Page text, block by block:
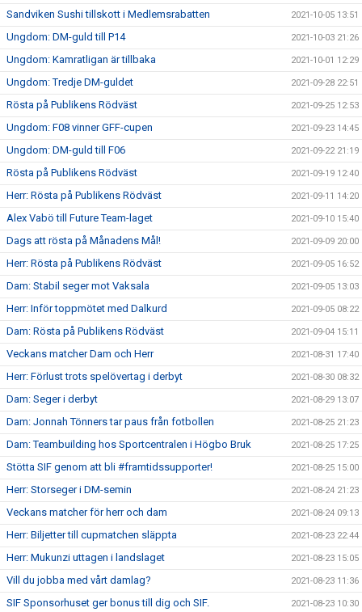
Sandviken Sushi tillskott i Medlemsrabatten 2021-10-05 13:51
Ungdom: DM-guld till P14 2021-10-03 21:26
Ungdom: Kamratligan är tillbaka 2021-10-01 12:29
Ungdom: Tredje DM-guldet 2021-09-28 22:51
Rösta på Publikens Rödväst 2021-09-25 12:53
Ungdom: F08 vinner GFF-cupen 2021-09-23 14:45
Ungdom: DM-guld till F06 2021-09-22 21:19
Rösta på Publikens Rödväst 2021-09-19 12:40
Herr: Rösta på Publikens Rödväst 2021-09-11 14:20
Alex Vabö till Future Team-laget 2021-09-10 15:40
Dags att rösta på Månadens Mål! 2021-09-09 20:00
Herr: Rösta på Publikens Rödväst 2021-09-05 16:52
Dam: Stabil seger mot Vaksala 2021-09-05 13:03
Herr: Inför toppmötet med Dalkurd 2021-09-05 08:22
Dam: Rösta på Publikens Rödväst 2021-09-04 15:11
Veckans matcher Dam och Herr 2021-08-31 17:40
Herr: Förlust trots spelövertag i derbyt 2021-08-30 08:32
Dam: Seger i derbyt 2021-08-29 13:07
Dam: Jonnah Tönners tar paus från fotbollen 2021-08-25 21:23
Dam: Teambuilding hos Sportcentralen i Högbo Bruk 2021-08-25 17:25
Stötta SIF genom att bli #framtidssupporter! 2021-08-25 15:00
Herr: Storseger i DM-semin 2021-08-24 21:23
Veckans matcher för herr och dam 2021-08-24 09:13
Herr: Biljetter till cupmatchen släppta 2021-08-23 22:44
Herr: Mukunzi uttagen i landslaget 2021-08-23 15:05
Vill du jobba med vårt damlag? 2021-08-23 11:36
SIF Sponsorhuset ger bonus till dig och SIF. 2021-08-23 10:30